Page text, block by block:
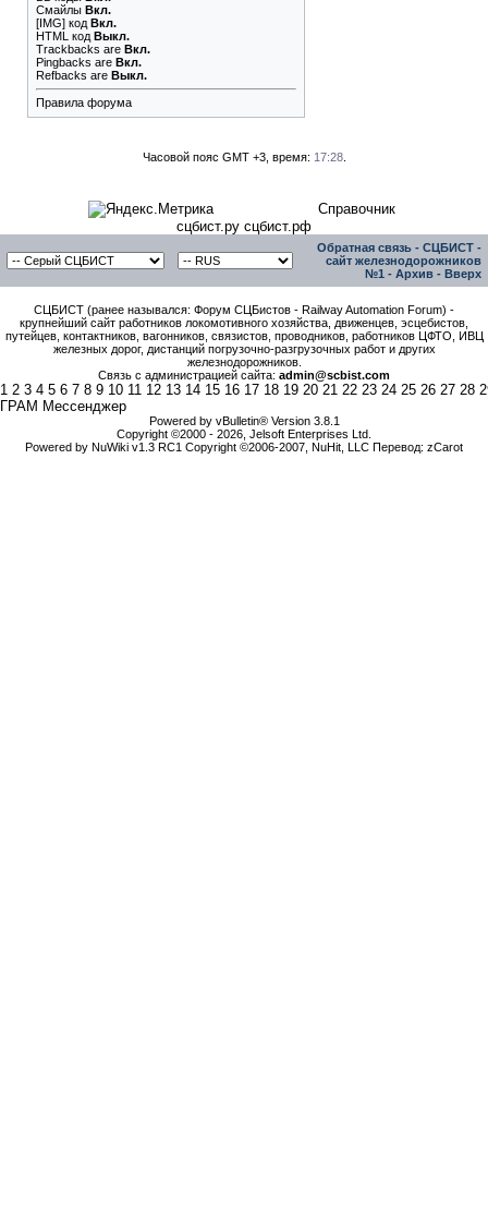
Смайлы Вкл.
[IMG] код Вкл.
HTML код Выкл.
Trackbacks are Вкл.
Pingbacks are Вкл.
Refbacks are Выкл.
Правила форума
Часовой пояс GMT +3, время: 17:28.
Справочник
сцбист.ру сцбист.рф
Обратная связь - СЦБИСТ -
сайт железнодорожников
№1 - Архив - Вверх
СЦБИСТ (ранее назывался: Форум СЦБистов - Railway Automation Forum) -
крупнейший сайт работников локомотивного хозяйства, движенцев, эсцебистов,
путейцев, контактников, вагонников, связистов, проводников, работников ЦФТО, ИВЦ
железных дорог, дистанций погрузочно-разгрузочных работ и других
железнодорожников.
Связь с администрацией сайта: admin@scbist.com
1 2 3 4 5 6 7 8 9 10 11 12 13 14 15 16 17 18 19 20 21 22 23 24 25 26 27 28
ГРАМ Мессенджер
Powered by vBulletin® Version 3.8.1
Copyright ©2000 - 2026, Jelsoft Enterprises Ltd.
Powered by NuWiki v1.3 RC1 Copyright ©2006-2007, NuHit, LLC Перевод: zCarot